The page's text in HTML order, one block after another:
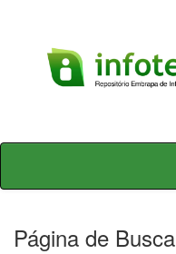
Skip
Página de Busca